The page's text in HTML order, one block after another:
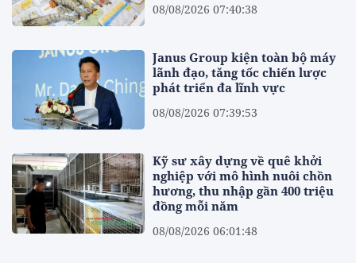
08/08/2026 07:40:38
Janus Group kiện toàn bộ máy
lãnh đạo, tăng tốc chiến lược
phát triển đa lĩnh vực
08/08/2026 07:39:53
Kỹ sư xây dựng về quê khởi
nghiệp với mô hình nuôi chồn
hương, thu nhập gần 400 triệu
đồng mỗi năm
08/08/2026 06:01:48